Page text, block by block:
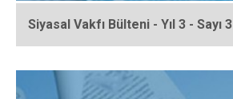
Siyasal Vakfı Bülteni - Yıl 3 - Sayı 3